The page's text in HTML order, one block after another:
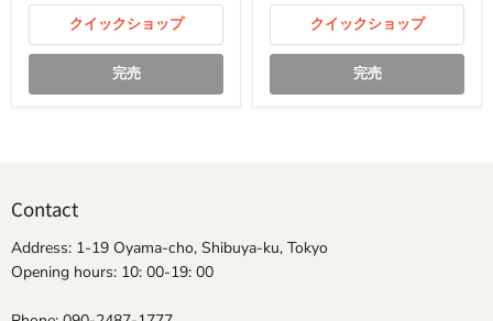
ニ
ソ
（甘
720g
クイックショップ
完売
クイックショップ
完売
Contact
Address: 1-19 Oyama-cho, Shibuya-ku, Tokyo
Opening hours: 10: 00-19: 00